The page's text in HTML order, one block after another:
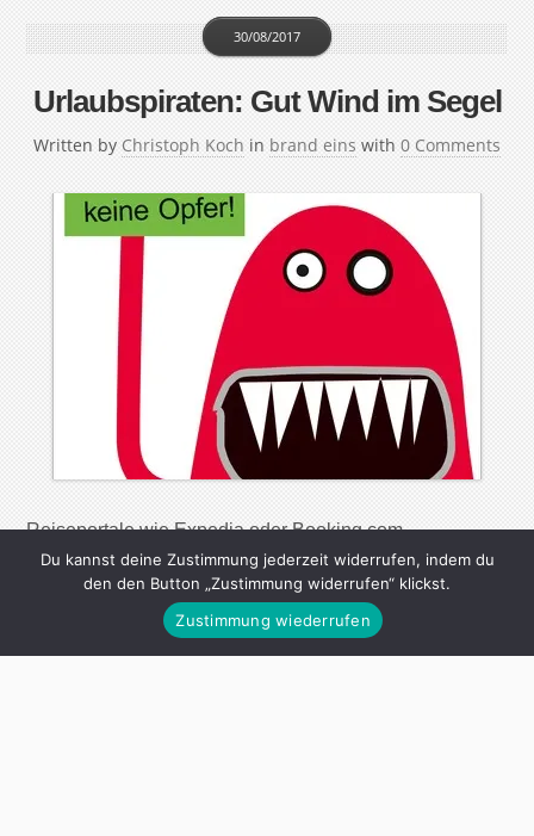
Urlaubspiraten: Gut Wind im Segel
Written by Christoph Koch
30/08/2017
in brand eins with 0 Comments
Reiseportale wie Expedia oder Booking.com
beherrschen den Markt. Sich mit ihnen anzulegen
scheint aussichtslos. Ist es aber nicht. Extreme
Sparsamkeit kann unsympathisch wirken.
Schnäppchenjäger stehen im Verdacht, zwanghaft und
Du kannst deine Zustimmung jederzeit widerrufen, indem du
den den Button „Zustimmung widerrufen“ klickst.
Zustimmung wiederrufen